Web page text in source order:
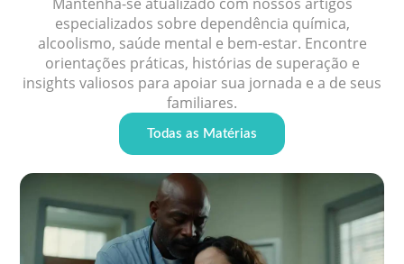
especializados sobre dependência química,
alcoolismo, saúde mental e bem-estar. Encontre
orientações práticas, histórias de superação e
insights valiosos para apoiar sua jornada e a de seus
familiares.
Todas as Matérias